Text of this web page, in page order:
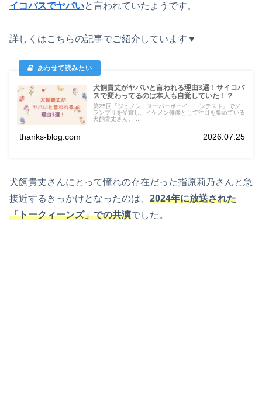
イコパスでヤバいと言われていたようです。
詳しくはこちらの記事でご紹介しています▼
犬飼貴丈がヤバいと言われる理由3選！サイコパ
スで変わってるのは本人も自覚していた！？
第25回『ジュノン・スーパーボーイ・コンテスト』でグ
ランプリを受賞し、イケメン俳優として注目を集めている
犬飼貴丈さん。 ...
thanks-blog.com 2026.07.25
犬飼貴丈さんにとって憧れの存在だった指原莉乃さんと急
接近するきっかけとなったのは、 2024年に放送された
「トークィーンズ」での共演でした。